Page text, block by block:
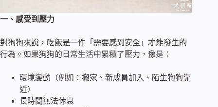
一、感受到壓力
對狗狗來說，吃飯是一件「需要感到安全」才能發生的
行為。如果狗狗的日常生活中累積了壓力，像是：
環境變動（例如：搬家、新成員加入、陌生狗狗靠
近）
長時間無法休息